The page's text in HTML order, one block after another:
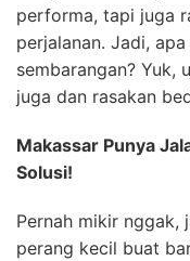
performa, tapi juga
perjalanan. Jadi,
sembarangan? Yuk,
juga dan rasakan
Makassar Punya
Solusi!
Pernah mikir nggak,
perang kecil buat